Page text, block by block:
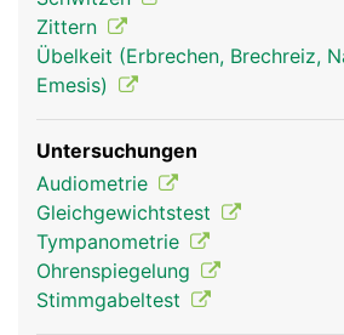
Wahrnehmung des
Nerven die Signale durch den
zum Hirn.
Zittern
Übelkeit (Erbrechen, Brechreiz,
Emesis)
Untersuchungen
Audiometrie
Gleichgewichtstest
Tympanometrie
Ohrenspiegelung
Stimmgabeltest